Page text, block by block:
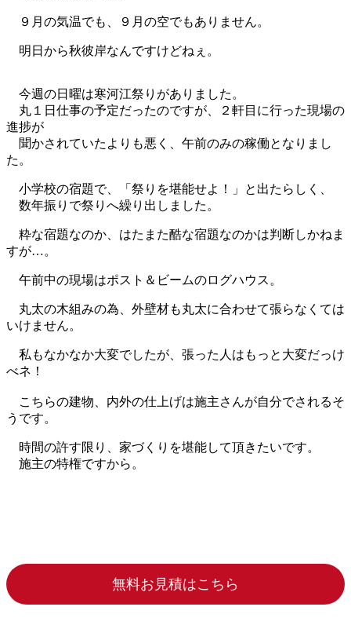
９月の気温でも、９月の空でもありません。
明日から秋彼岸なんですけどねぇ。
今週の日曜は寒河江祭りがありました。
丸１日仕事の予定だったのですが、２軒目に行った現場の
進捗が
聞かされていたよりも悪く、午前のみの稼働となりまし
た。
小学校の宿題で、「祭りを堪能せよ！」と出たらしく、
数年振りで祭りへ繰り出しました。
粋な宿題なのか、はたまた酷な宿題なのかは判断しかねま
すが…。
午前中の現場はポスト＆ビームのログハウス。
丸太の木組みの為、外壁材も丸太に合わせて張らなくては
いけません。
私もなかなか大変でしたが、張った人はもっと大変だっけ
べネ！
こちらの建物、内外の仕上げは施主さんが自分でされるそ
うです。
時間の許す限り、家づくりを堪能して頂きたいです。
施主の特権ですから。
無料お見積はこちら